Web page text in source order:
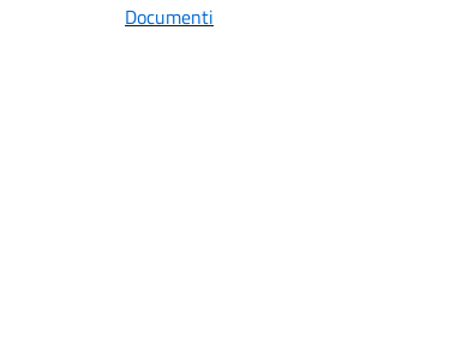
Documenti